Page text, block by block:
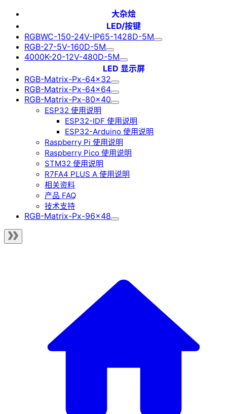
大杂烩
LED/按键
RGBWC-150-24V-IP65-1428D-5M
RGB-27-5V-160D-5M
4000K-20-12V-480D-5M
LED 显示屏
RGB-Matrix-Px-64x32
RGB-Matrix-Px-64x64
RGB-Matrix-Px-80x40
ESP32 使用说明
ESP32-IDF 使用说明
ESP32-Arduino 使用说明
Raspberry Pi 使用说明
Raspberry Pico 使用说明
STM32 使用说明
R7FA4 PLUS A 使用说明
相关资料
产品 FAQ
技术支持
RGB-Matrix-Px-96x48